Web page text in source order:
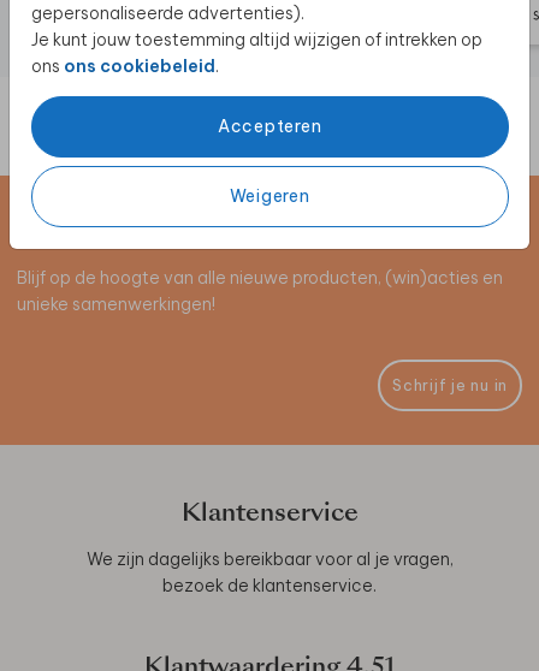
gepersonaliseerde advertenties).
Je kunt jouw toestemming altijd wijzigen of intrekken op
ons ons cookiebeleid.
Accepteren
Weigeren
Schrijf je in voor de nieuwsbrief
Blijf op de hoogte van alle nieuwe producten, (win)acties en
unieke samenwerkingen!
Schrijf je nu in
Klantenservice
We zijn dagelijks bereikbaar voor al je vragen,
bezoek de klantenservice.